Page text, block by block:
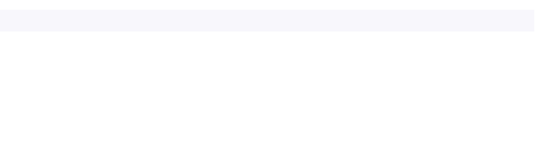
Luftballons, Feuershow, Walking Act, DJ,
Österreich, Zauberer Hochzeit, Zaubershow, Zauberworkshop,